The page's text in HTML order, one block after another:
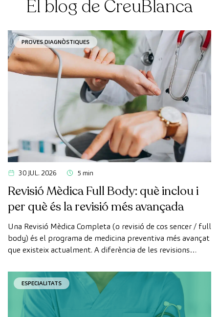
El blog de CreuBlanca
PROVES DIAGNÒSTIQUES
30 JUL. 2026 5 min
Revisió Mèdica Full Body: què inclou i
per què és la revisió més avançada
Una Revisió Mèdica Completa (o revisió de cos sencer / full
body) és el programa de medicina preventiva més avançat
que existeix actualment. A diferència de les revisions
diagnòstic per la imatge d'última generació per avaluar de
manera exhaustiva l'estat dels òrgans vitals, el sistema
vascular i el cervell abans que apareguin els primers
símptomes.
ESPECIALITATS